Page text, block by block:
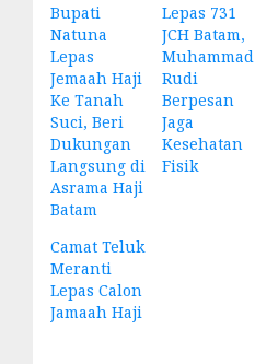
Bupati
Natuna
Lepas
Jemaah Haji
Ke Tanah
Suci, Beri
Dukungan
Langsung di
Asrama Haji
Batam
Lepas 731
JCH Batam,
Muhammad
Rudi
Berpesan
Jaga
Kesehatan
Fisik
Camat Teluk
Meranti
Lepas Calon
Jamaah Haji